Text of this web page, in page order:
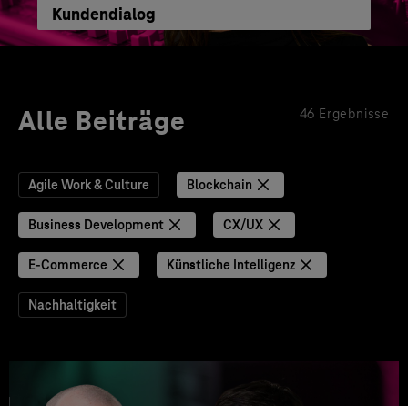
Kundendialog
Alle Beiträge 46 Ergebnisse
Agile Work & Culture Blockchain
Business Development CX/UX
E-Commerce Künstliche Intelligenz
Nachhaltigkeit